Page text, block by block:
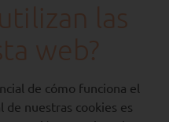
las
web?
de cómo funciona el
nuestras cookies es